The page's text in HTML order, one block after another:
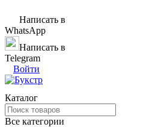
Написать в
WhatsApp
Написать в
Telegram
Войти
Каталог
Все категории